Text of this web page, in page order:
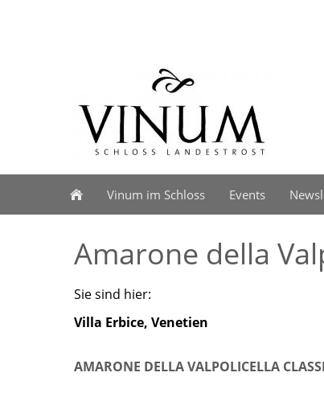
Vinum im Schloss Events
Amarone della
Sie sind hier:
Villa Erbice, Venetien
AMARONE DELLA VALPOLICELLA